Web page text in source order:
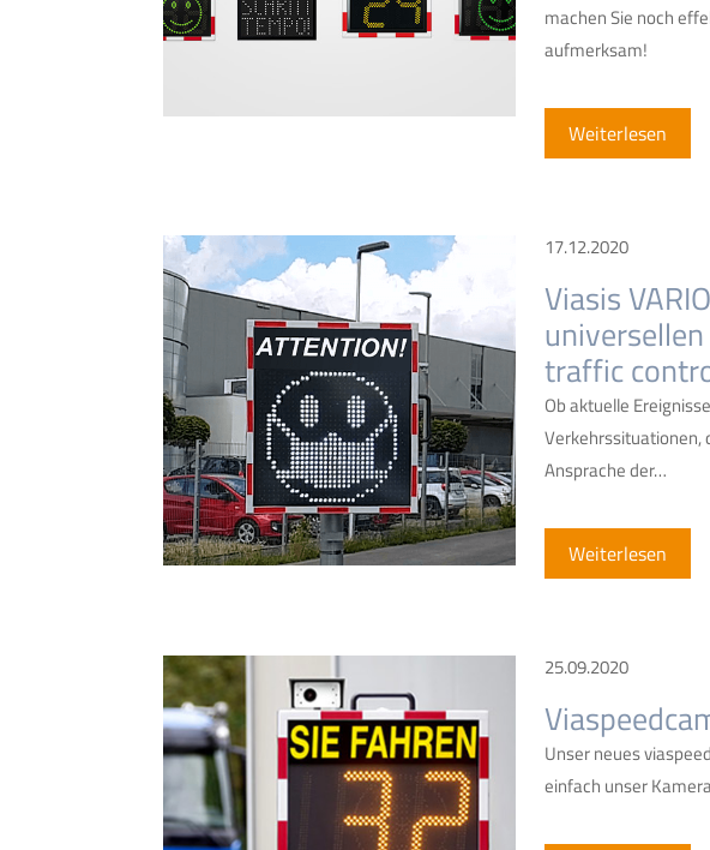
machen Sie noch
aufmerksam!
Weiterlesen
17.12.2020
Viasis
traffic
Ob aktuelle
Verkehrssituationen,
Ansprache der…
Weiterlesen
25.09.2020
Unser neues
einfach unser